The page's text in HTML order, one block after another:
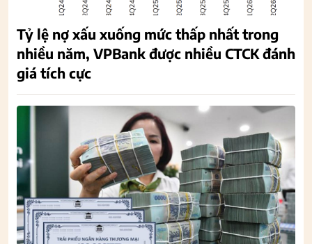
Tỷ lệ nợ xấu xuống mức thấp nhất trong
nhiều năm, VPBank được nhiều CTCK đánh
giá tích cực